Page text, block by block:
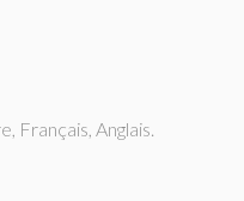
Français, Anglais.